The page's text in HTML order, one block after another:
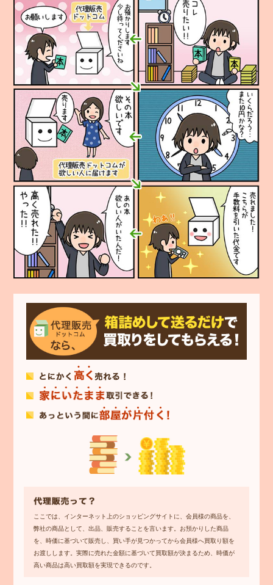
ここでは、インターネット上のショッピングサイトに、会員様の商品を、
弊社の商品として、出品、販売することを言います。お預かりした商品
を、時価に基づいて販売し、買い手が見つかってから会員様へ買取り額を
お渡しします。実際に売れた金額に基づいて買取額が決まるため、時価が
高い商品は高い買取額を実現できるのです。